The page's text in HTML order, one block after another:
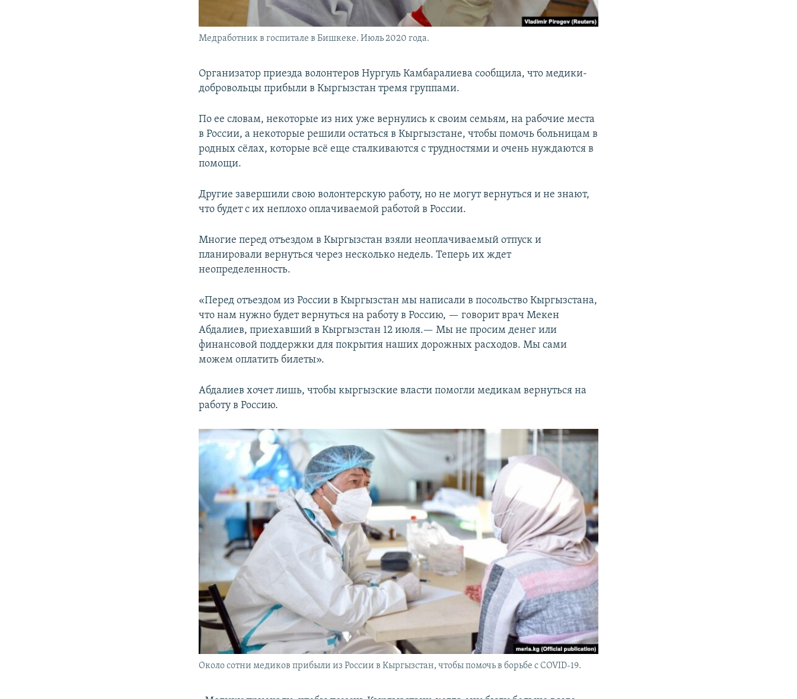
Медработник в госпитале в Бишкеке. Июль 2020 года.
Организатор приезда волонтеров Нургуль Камбаралиева сообщила, что медики-
добровольцы прибыли в Кыргызстан тремя группами.
По ее словам, некоторые из них уже вернулись к своим семьям, на рабочие места
в России, а некоторые решили остаться в Кыргызстане, чтобы помочь больницам в
родных сёлах, которые всё еще сталкиваются с трудностями и очень нуждаются в
помощи.
Другие завершили свою волонтерскую работу, но не могут вернуться и не знают,
что будет с их неплохо оплачиваемой работой в России.
Многие перед отъездом в Кыргызстан взяли неоплачиваемый отпуск и
планировали вернуться через несколько недель. Теперь их ждет
неопределенность.
«Перед отъездом из России в Кыргызстан мы написали в посольство Кыргызстана,
что нам нужно будет вернуться на работу в Россию, — говорит врач Мекен
Абдалиев, приехавший в Кыргызстан 12 июля.— Мы не просим денег или
финансовой поддержки для покрытия наших дорожных расходов. Мы сами
можем оплатить билеты».
Абдалиев хочет лишь, чтобы кыргызские власти помогли медикам вернуться на
работу в Россию.
Около сотни медиков прибыли из России в Кыргызстан, чтобы помочь в борьбе с COVID-19.